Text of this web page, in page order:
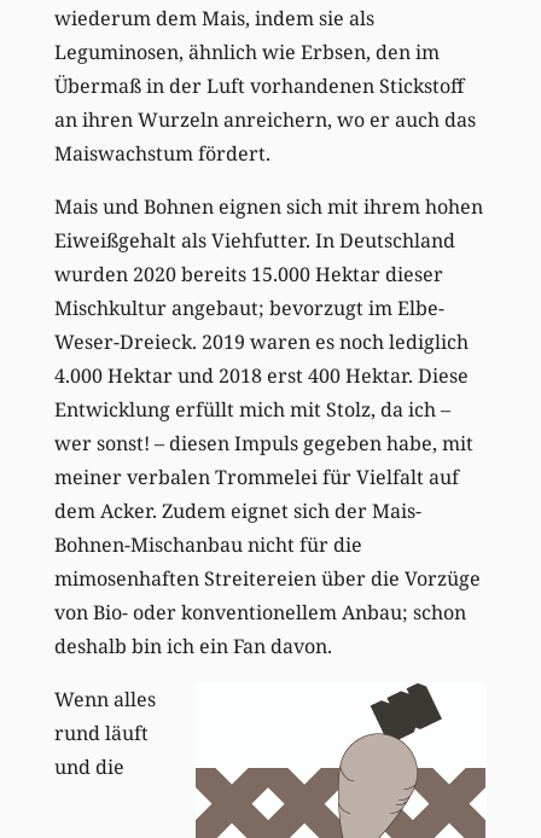
wiederum dem Mais, indem sie als
Leguminosen, ähnlich wie Erbsen, den im
Übermaß in der Luft vorhandenen Stickstoff
an ihren Wurzeln anreichern, wo er auch das
Maiswachstum fördert.
Mais und Bohnen eignen sich mit ihrem hohen
Eiweißgehalt als Viehfutter. In Deutschland
wurden 2020 bereits 15.000 Hektar dieser
Mischkultur angebaut; bevorzugt im Elbe-
Weser-Dreieck. 2019 waren es noch lediglich
4.000 Hektar und 2018 erst 400 Hektar. Diese
Entwicklung erfüllt mich mit Stolz, da ich –
wer sonst! – diesen Impuls gegeben habe, mit
meiner verbalen Trommelei für Vielfalt auf
dem Acker. Zudem eignet sich der Mais-
Bohnen-Mischanbau nicht für die
mimosenhaften Streitereien über die Vorzüge
von Bio- oder konventionellem Anbau; schon
deshalb bin ich ein Fan davon.
Wenn alles
rund läuft
und die